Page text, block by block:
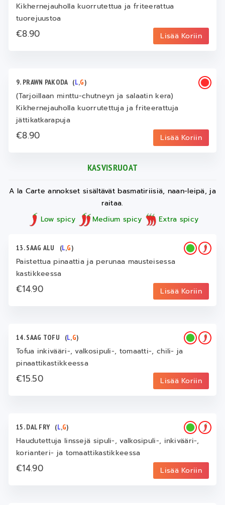
Kikhernejauholla kuorrutettua ja friteerattua
tuorejuustoa
€8.90 Lisää Koriin
9. PRAWN PAKODA (L,G)
(Tarjoillaan minttu-chutneyn ja salaatin kera)
Kikhernejauholla kuorrutettuja ja friteerattuja
jättikatkarapuja
€8.90 Lisää Koriin
KASVISRUOAT
A la Carte annokset sisältävät basmatiriisiä, naan-leipä, ja
raitaa.
Low spicy
Medium spicy Extra spicy
13. SAAG ALU (L,G)
Paistettua pinaattia ja perunaa mausteisessa
kastikkeessa
€14.90 Lisää Koriin
14. SAAG TOFU (L,G)
Tofua inkivääri-, valkosipuli-, tomaatti-, chili- ja
pinaattikastikkeessa
€15.50 Lisää Koriin
15. DAL FRY (L,G)
Haudutettuja linssejä sipuli-, valkosipuli-, inkivääri-,
korianteri- ja tomaattikastikkeessa
€14.90 Lisää Koriin